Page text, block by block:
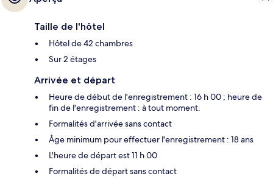
Taille de l'hôtel
Hôtel de 42 chambres
Sur 2 étages
Arrivée et départ
Heure de début de l'enregistrement : 16 h 00 ; heure de
fin de l'enregistrement : à tout moment.
Formalités d'arrivée sans contact
Âge minimum pour effectuer l'enregistrement : 18 ans
L'heure de départ est 11 h 00
Formalités de départ sans contact